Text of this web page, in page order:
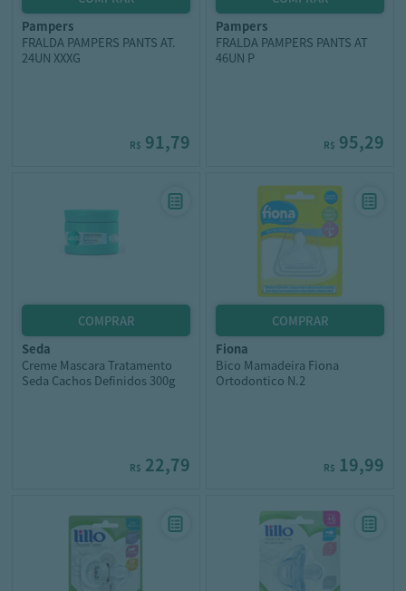
pampers
FRALDA PAMPERS PANTS AT.
24UN XXXG
R$ 91,79
pampers
FRALDA PAMPERS PANTS AT
46UN P
R$ 95,29
seda
Creme Mascara Tratamento
Seda Cachos Definidos 300g
R$ 22,79
fiona
Bico Mamadeira Fiona
Ortodontico N.2
R$ 19,99